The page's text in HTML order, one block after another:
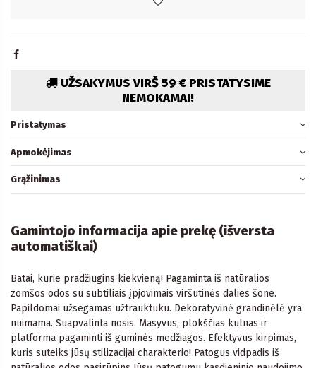
UŽSAKYMUS VIRŠ 59 € PRISTATYSIME
NEMOKAMAI!
Pristatymas
Apmokėjimas
Grąžinimas
Gamintojo informacija apie prekę (išversta
automatiškai)
Batai, kurie pradžiugins kiekvieną! Pagaminta iš natūralios
zomšos odos su subtiliais įpjovimais viršutinės dalies šone.
Papildomai užsegamas užtrauktuku. Dekoratyvinė grandinėlė yra
nuimama. Suapvalinta nosis. Masyvus, plokščias kulnas ir
platforma pagaminti iš guminės medžiagos. Efektyvus kirpimas,
kuris suteiks jūsų stilizacijai charakterio! Patogus vidpadis iš